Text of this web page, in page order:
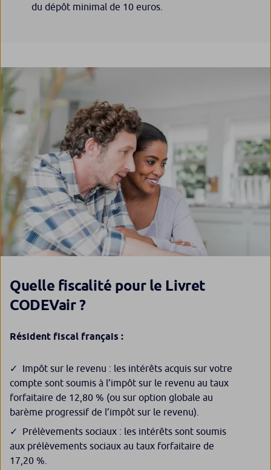
du dépôt minimal de 10 euros.
Quelle fiscalité pour le Livret
CODEVair ?
Résident fiscal français :
Impôt sur le revenu : les intérêts acquis sur votre
compte sont soumis à l’impôt sur le revenu au taux
forfaitaire de 12,80 % (ou sur option globale au
barème progressif de l’impôt sur le revenu).
Prélèvements sociaux : les intérêts sont soumis
aux prélèvements sociaux au taux forfaitaire de
17,20 %.